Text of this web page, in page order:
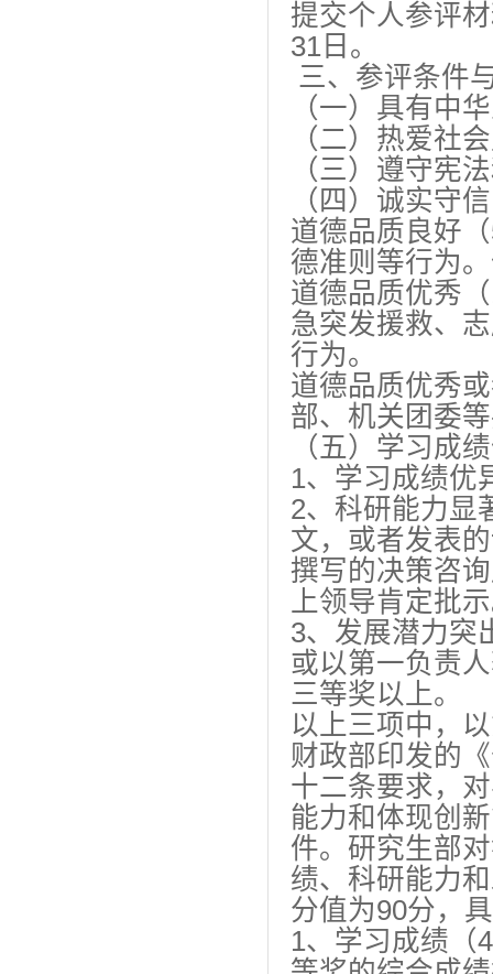
提交个人参评
31日。
三、参评条件
（一）具有中
（二）热爱社
（三）遵守宪
（四）诚实守
道德品质良好
德准则等行为
道德品质优秀
急突发援救、
行为。
道德品质优秀
部、机关团委
（五）学习成
1、学习成绩优
2、科研能力显
文，或者发表
撰写的决策咨
上领导肯定批
3、发展潜力突
或以第一负责
三等奖以上。
以上三项中，
财政部印发的
十二条要求，
能力和体现创
件。研究生部
绩、科研能力
分值为90分，
1、学习成绩（